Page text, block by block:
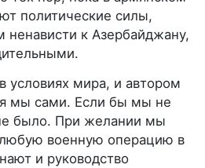
политические силы,
к Азербайджану,
мира, и автором
мы сами. Если бы мы не
было. При желании мы
военную операцию в
и руководство